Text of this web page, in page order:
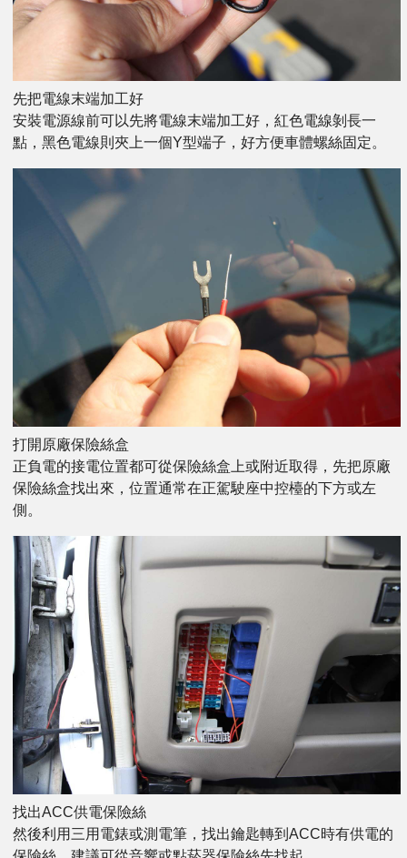
先把電線末端加工好
安裝電源線前可以先將電線末端加工好，紅色電線剝長一
點，黑色電線則夾上一個Y型端子，好方便車體螺絲固定。
打開原廠保險絲盒
正負電的接電位置都可從保險絲盒上或附近取得，先把原廠
保險絲盒找出來，位置通常在正駕駛座中控檯的下方或左
側。
找出ACC供電保險絲
然後利用三用電錶或測電筆，找出鑰匙轉到ACC時有供電的